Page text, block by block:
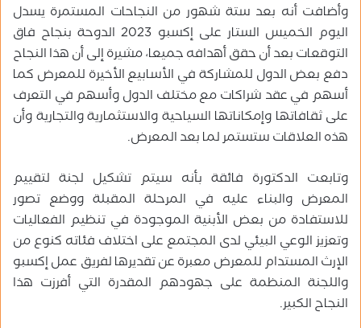
وأضافت أنه بعد ستة شهور من النجاحات المستمرة يسدل
اليوم الخميس الستار على إكسبو 2023 الدوحة بنجاح فاق
التوقعات بعد أن حقق أهدافه جميعا، مشيرة إلى أن هذا النجاح
دفع بعض الدول للمشاركة في الأسابيع الأخيرة للمعرض كما
أسهم في عقد شراكات مع مختلف الدول وأسهم في التعرف
على ثقافاتها وإمكاناتها السياحية والاستثمارية والتجارية وأن
هذه العلاقات ستستمر لما بعد المعرض.
وتابعت الدكتورة فائقة بأنه سيتم تشكيل لجنة لتقييم
المعرض والبناء عليه في المرحلة المقبلة ووضع تصور
للاستفادة من بعض الأبنية الموجودة في تنظيم الفعاليات
وتعزيز الوعي البيئي لدى المجتمع على اختلاف فئاته كنوع من
الإرث المستدام للمعرض معبرة عن تقديرها لفريق عمل إكسبو
واللجنة المنظمة على جهودهم المقدرة التي أفرزت هذا
النجاح الكبير.